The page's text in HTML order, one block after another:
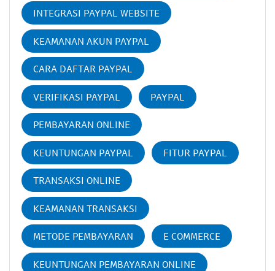
INTEGRASI PAYPAL WEBSITE
KEAMANAN AKUN PAYPAL
CARA DAFTAR PAYPAL
VERIFIKASI PAYPAL PAYPAL
PEMBAYARAN ONLINE
KEUNTUNGAN PAYPAL FITUR PAYPAL
TRANSAKSI ONLINE
KEAMANAN TRANSAKSI
METODE PEMBAYARAN E COMMERCE
KEUNTUNGAN PEMBAYARAN ONLINE